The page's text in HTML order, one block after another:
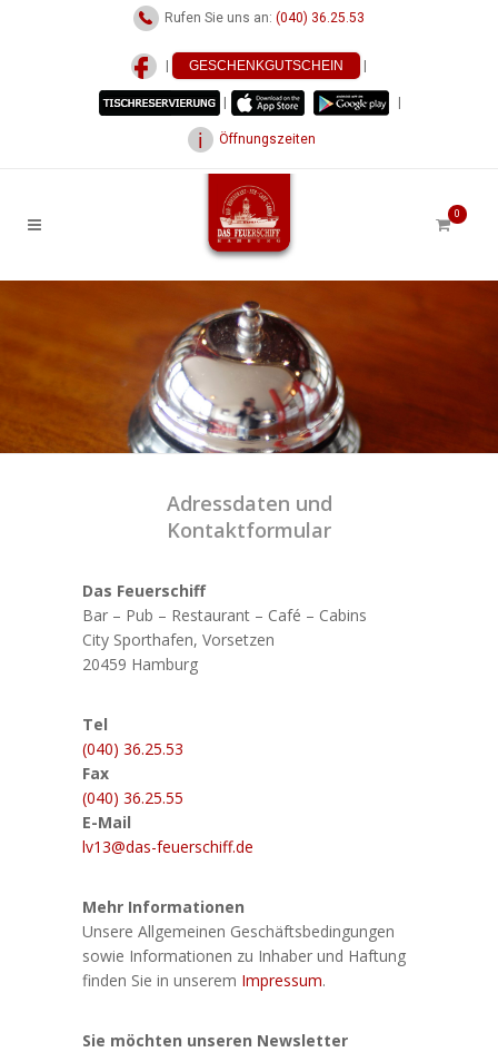
Rufen Sie uns an: (040) 36.25.53
GESCHENKGUTSCHEIN
Öffnungszeiten
0
Adressdaten und
Kontaktformular
Das Feuerschiff
Bar – Pub – Restaurant – Café – Cabins
City Sporthafen, Vorsetzen
20459 Hamburg
Tel
(040) 36.25.53
Fax
(040) 36.25.55
E-Mail
lv13@das-feuerschiff.de
Mehr Informationen
Unsere Allgemeinen Geschäftsbedingungen
sowie Informationen zu Inhaber und Haftung
finden Sie in unserem Impressum.
Sie möchten unseren Newsletter